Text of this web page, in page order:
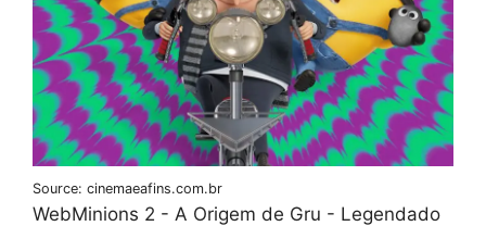
Source: cinemaeafins.com.br
WebMinions 2 - A Origem de Gru - Legendado